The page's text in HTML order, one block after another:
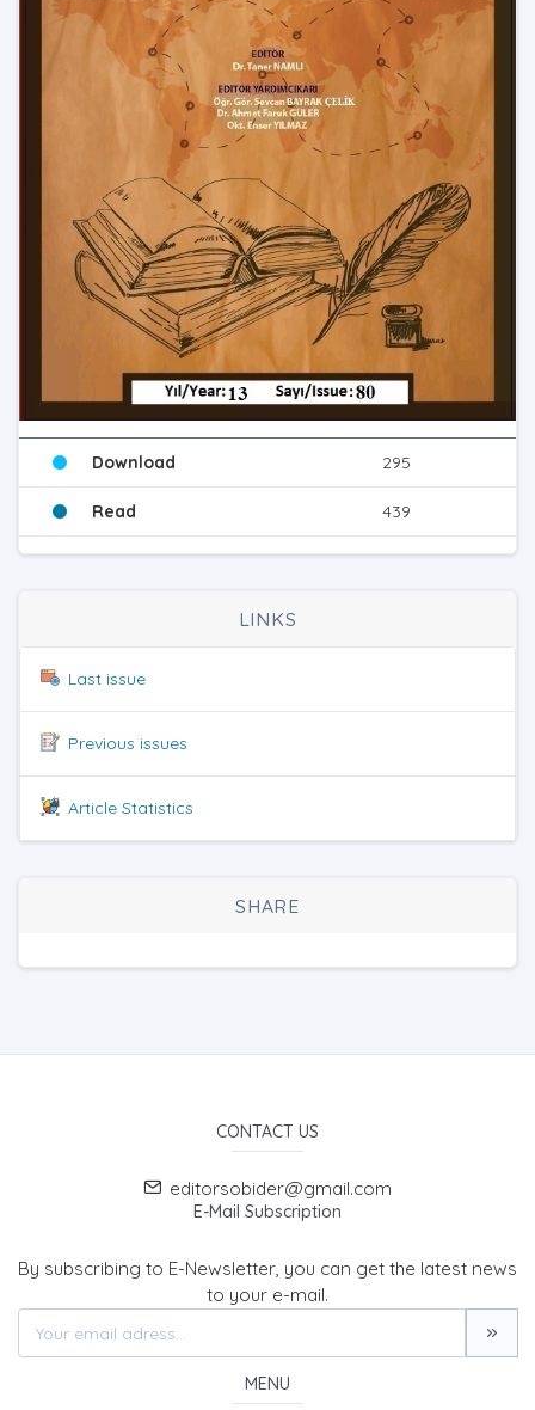
Download 295
Read 439
LINKS
Last issue
Previous issues
Article Statistics
SHARE
CONTACT US
editorsobider@gmail.com
E-Mail Subscription
By subscribing to E-Newsletter, you can get the latest news
to your e-mail.
MENU